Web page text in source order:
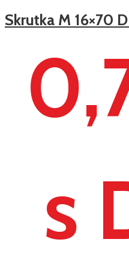
Skrutka M 16×70
s